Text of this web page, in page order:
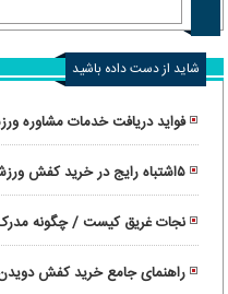
شاید از دست داده باشید
فواید دریافت خدمات مشاوره
۵اشتباه رایج در خرید کفش
کرده‌ است؟
نجات غریق کیست / چگونه مدرک
راهنمای جامع خرید کفش